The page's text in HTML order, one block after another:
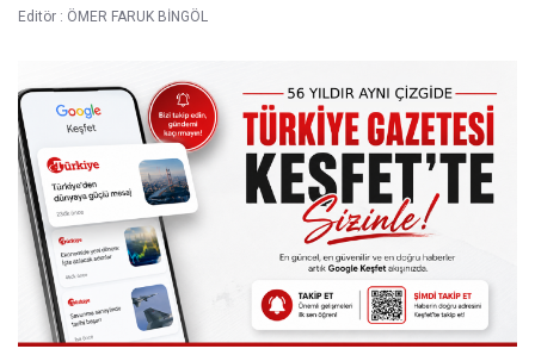
Editör : ÖMER FARUK BİNGÖL